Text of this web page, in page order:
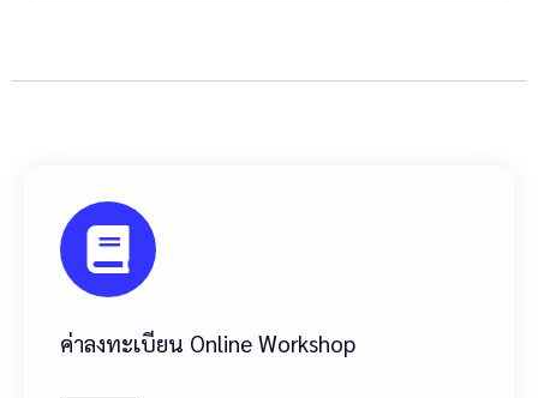
ค่าลงทะเบียน Online Workshop